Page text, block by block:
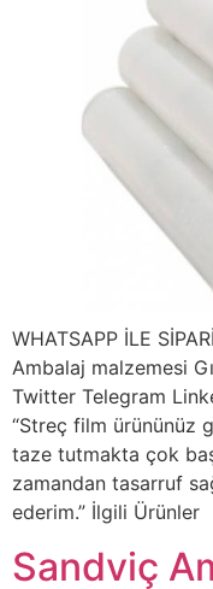
WHATSAPP İLE
Ambalaj malzemesi
Twitter Telegram
“Streç film ürününüz
taze tutmakta çok
zamandan tasarruf
ederim.” İlgili Ürünler
Sandviç